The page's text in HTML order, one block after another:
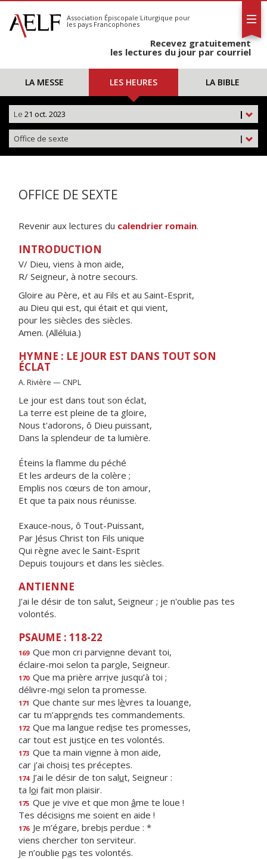
S'abonner
Calendrier
Association Épiscopale Liturgique pour
les pays Francophones
Recevez gratuitement
les lectures du jour par courriel
LA MESSE LES HEURES LA BIBLE
|
Le 21 oct. 2023
|
Office de sexte
OFFICE DE SEXTE
Revenir aux lectures du calendrier romain.
INTRODUCTION
V/ Dieu, viens à mon aide,
R/ Seigneur, à notre secours.
Gloire au Père, et au Fils et au Saint-Esprit,
au Dieu qui est, qui était et qui vient,
pour les siècles des siècles.
Amen. (Alléluia.)
HYMNE : LE JOUR EST DANS TOUT SON
ÉCLAT
A. Rivière — CNPL
Le jour est dans tout son éclat,
La terre est pleine de ta gloire,
Nous t'adorons, ô Dieu puissant,
Dans la splendeur de ta lumière.
Éteins la flamme du péché
Et les ardeurs de la colère ;
Emplis nos cœurs de ton amour,
Et que ta paix nous réunisse.
Exauce-nous, ô Tout-Puissant,
Par Jésus Christ ton Fils unique
Qui règne avec le Saint-Esprit
Depuis toujours et dans les siècles.
ANTIENNE
J'ai le désir de ton salut, Seigneur ; je n'oublie pas tes
volontés.
PSAUME : 118-22
169 Que mon cri parvienne devant toi,
éclaire-moi selon ta parole, Seigneur.
170 Que ma prière arrive jusqu’à toi ;
délivre-moi selon ta promesse.
171 Que chante sur mes lèvres ta louange,
car tu m’apprends tes commandements.
172 Que ma langue redise tes promesses,
car tout est justice en tes volontés.
173 Que ta main vienne à mon aide,
car j’ai choisi tes préceptes.
174 J’ai le désir de ton salut, Seigneur :
ta loi fait mon plaisir.
175 Que je vive et que mon âme te loue !
Tes décisions me soient en aide !
176 Je m’égare, brebis perdue : *
viens chercher ton serviteur.
Je n’oublie pas tes volontés.